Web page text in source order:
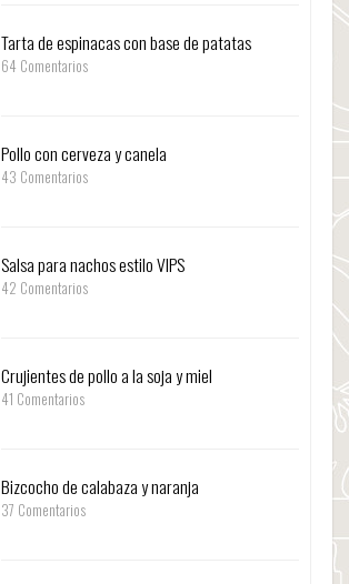
Tarta de espinacas con base de patatas
64 Comentarios
Pollo con cerveza y canela
43 Comentarios
Salsa para nachos estilo VIPS
42 Comentarios
Crujientes de pollo a la soja y miel
41 Comentarios
Bizcocho de calabaza y naranja
37 Comentarios